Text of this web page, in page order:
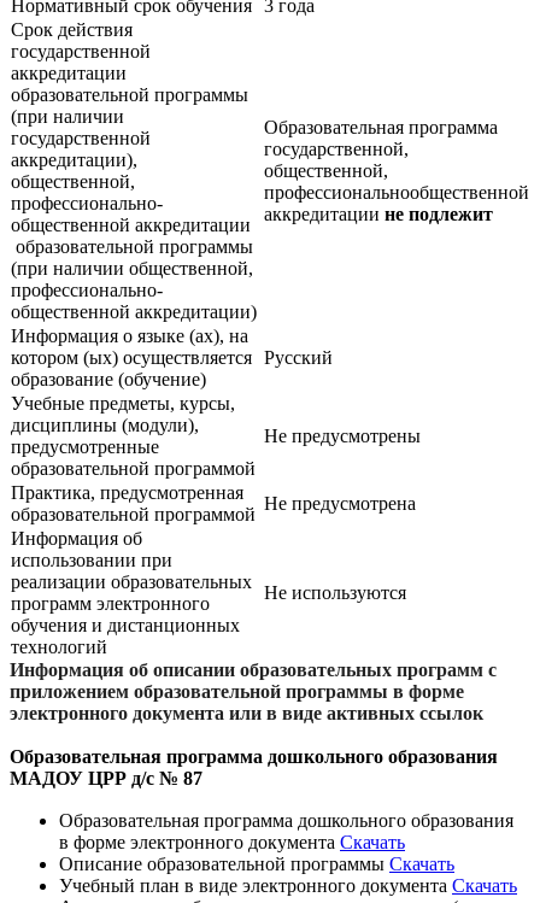
Нормативный срок обучения 3 года
Срок действия
государственной
аккредитации
образовательной программы
(при наличии
государственной
аккредитации),
общественной,
профессионально-
общественной аккредитации
образовательной программы
(при наличии общественной,
профессионально-
общественной аккредитации)
Образовательная программа
государственной,
общественной,
профессиональнообщественной
аккредитации не подлежит
Информация о языке (ах), на
котором (ых) осуществляется
образование (обучение)
Русский
Учебные предметы, курсы,
дисциплины (модули),
предусмотренные
образовательной программой
Не предусмотрены
Практика, предусмотренная
образовательной программой
Не предусмотрена
Информация об
использовании при
реализации образовательных
программ электронного
обучения и дистанционных
технологий
Не используются
Информация об описании образовательных программ с
приложением образовательной программы в форме
электронного документа или в виде активных ссылок
Образовательная программа дошкольного образования
МАДОУ ЦРР д/с № 87
Образовательная программа дошкольного образования
в форме электронного документа Скачать
Описание образовательной программы Скачать
Учебный план в виде электронного документа Скачать